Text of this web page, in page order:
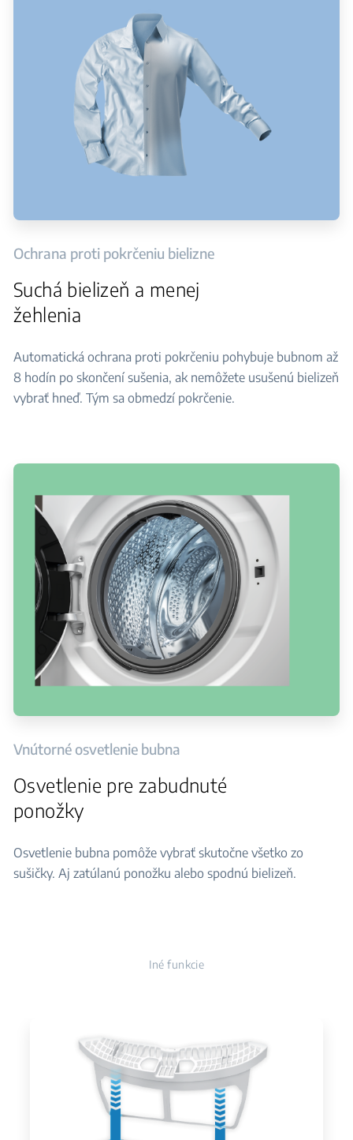
Ochrana proti pokrčeniu bielizne
Suchá bielizeň a menej
žehlenia
Automatická ochrana proti pokrčeniu pohybuje bubnom až
8 hodín po skončení sušenia, ak nemôžete usušenú bielizeň
vybrať hneď. Tým sa obmedzí pokrčenie.
Vnútorné osvetlenie bubna
Osvetlenie pre zabudnuté
ponožky
Osvetlenie bubna pomôže vybrať skutočne všetko zo
sušičky. Aj zatúlanú ponožku alebo spodnú bielizeň.
Iné funkcie